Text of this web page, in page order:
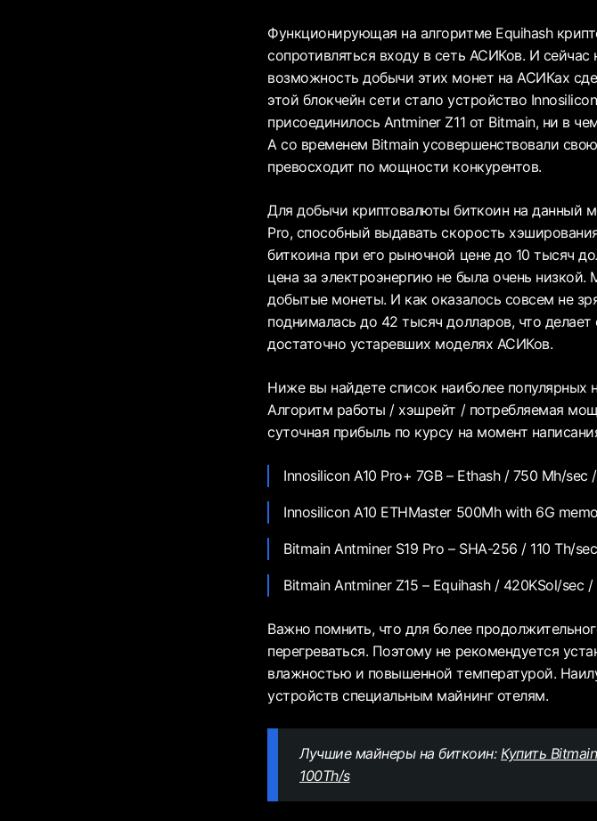
Функционирующая на алгоритме Equihash
сопротивляться входу в сеть АСИКов. И
возможность добычи этих монет на АСИКах
этой блокчейн сети стало устройство
присоединилось Antminer Z11 от Bitmain, ни в
А со временем Bitmain усовершенствовали
превосходит по мощности конкурентов.
Для добычи криптовалюты биткоин на
Pro, способный выдавать скорость
биткоина при его рыночной цене до 10 тысяч
цена за электроэнергию не была очень
добытые монеты. И как оказалось совсем не
поднималась до 42 тысяч долларов, что
достаточно устаревших моделях АСИКов.
Ниже вы найдете список наиболее
Алгоритм работы / хэшрейт / потребляемая
суточная прибыль по курсу на момент
Innosilicon A10 Pro+ 7GB – Ethash / 750 Mh/
Innosilicon A10 ETHMaster 500Mh with 6G
Bitmain Antminer S19 Pro – SHA-256 / 110 Th/
Bitmain Antminer Z15 – Equihash / 420KSol/sec
Важно помнить, что для более
перегреваться. Поэтому не рекомендуется
влажностью и повышенной температурой.
устройств специальным майнинг отелям.
Лучшие майнеры на биткоин:Купить
100Th/s